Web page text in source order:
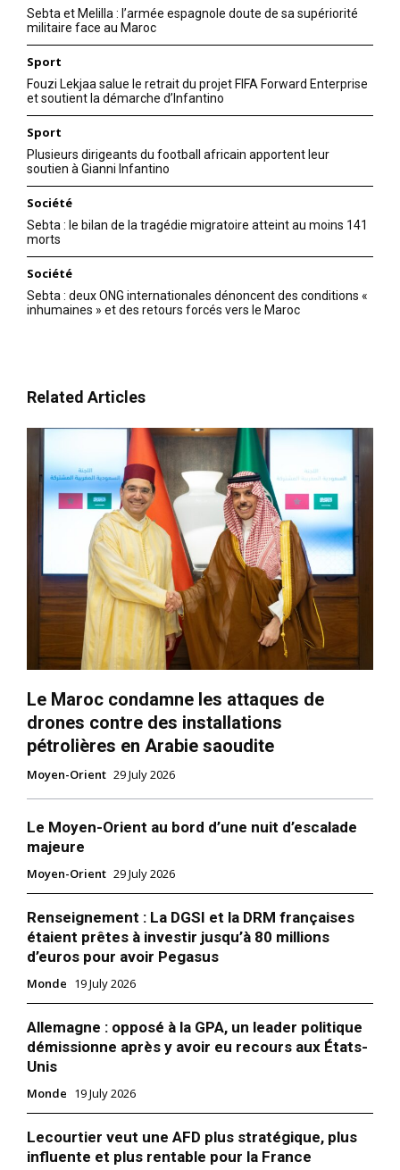
Sebta et Melilla : l’armée espagnole doute de sa supériorité
militaire face au Maroc
Sport
Fouzi Lekjaa salue le retrait du projet FIFA Forward Enterprise
et soutient la démarche d’Infantino
Sport
Plusieurs dirigeants du football africain apportent leur
soutien à Gianni Infantino
Société
Sebta : le bilan de la tragédie migratoire atteint au moins 141
morts
Société
Sebta : deux ONG internationales dénoncent des conditions «
inhumaines » et des retours forcés vers le Maroc
Related Articles
Le Maroc condamne les attaques de
drones contre des installations
pétrolières en Arabie saoudite
Moyen-Orient 29 July 2026
Le Moyen-Orient au bord d’une nuit d’escalade
majeure
Moyen-Orient 29 July 2026
Renseignement : La DGSI et la DRM françaises
étaient prêtes à investir jusqu’à 80 millions
d’euros pour avoir Pegasus
Monde 19 July 2026
Allemagne : opposé à la GPA, un leader politique
démissionne après y avoir eu recours aux États-
Unis
Monde 19 July 2026
Lecourtier veut une AFD plus stratégique, plus
influente et plus rentable pour la France